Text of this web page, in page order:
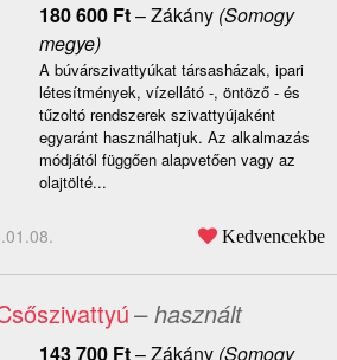
180 600 Ft–Zákány(Somogy
megye)
A búvárszivattyúkat társasházak, ipari
létesítmények, vízellátó -, öntöző - és
tűzoltó rendszerek szivattyújaként
egyaránt használhatjuk. Az alkalmazás
módjától függően alapvetően vagy az
olajtölté...
Kedvencekbe
– használt
143 700 Ft–Zákány(Somogy